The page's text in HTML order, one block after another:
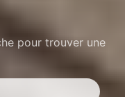
pour trouver une